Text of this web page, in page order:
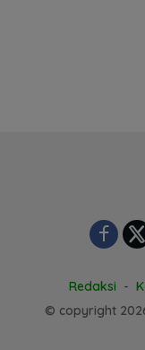
Redaksi
© copyright